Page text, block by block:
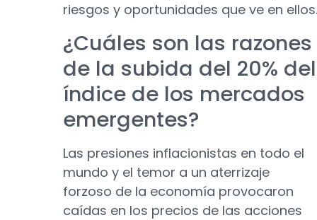
riesgos y oportunidades que ve en ellos.
¿Cuáles son las razones
de la subida del 20% del
índice de los mercados
emergentes?
Las presiones inflacionistas en todo el
mundo y el temor a un aterrizaje
forzoso de la economía provocaron
caídas en los precios de las acciones